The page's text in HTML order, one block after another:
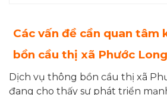
Các vấn đề cần quan tâm
bồn cầu thị xã Phước Long
Dịch vụ thông bồn cầu thị xã
đang cho thấy sự phát triển